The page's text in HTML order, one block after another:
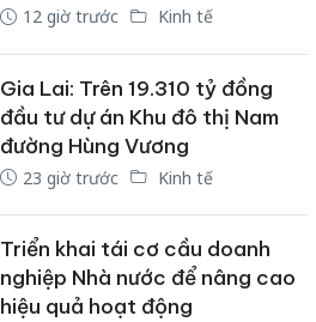
12 giờ trước Kinh tế
Gia Lai: Trên 19.310 tỷ đồng
đầu tư dự án Khu đô thị Nam
đường Hùng Vương
23 giờ trước Kinh tế
Triển khai tái cơ cầu doanh
nghiệp Nhà nước để nâng cao
hiệu quả hoạt động